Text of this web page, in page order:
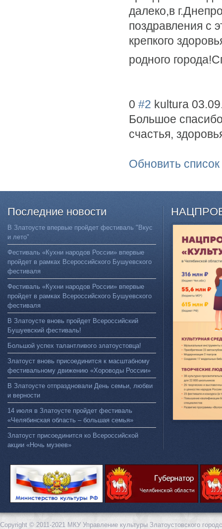
далеко,в
поздравления с
крепкого
родного
0 #2 kultura
Большое
счастья,
Обновить
Последние новости
В Златоусте впервые пройдет фестиваль "Вкус
и лето"
Фестиваль «Кухни народов России» впервые
пройдет в рамках Всероссийского Бушуевского
фестиваля
Фестиваль «Кухни народов России» впервые
пройдет в рамках Всероссийского Бушуевского
фестиваля
В Златоусте вновь пройдет Всероссийский
Бушуевский фестиваль!
Большой успех талантливого златоустовца!
Златоуст вновь присоединится к масштабному
фестивальному движению «Хороводы России»
В Златоусте отпраздновали День семьи, любви
и верности
14 июля в Златоусте пройдет фестиваль
«Челябинская область – большая семья»
Златоуст присоединится ко Всероссийской
акции «Ночь музеев»
Copyright © 2011-2021 МКУ Управление культуры Златоустовского